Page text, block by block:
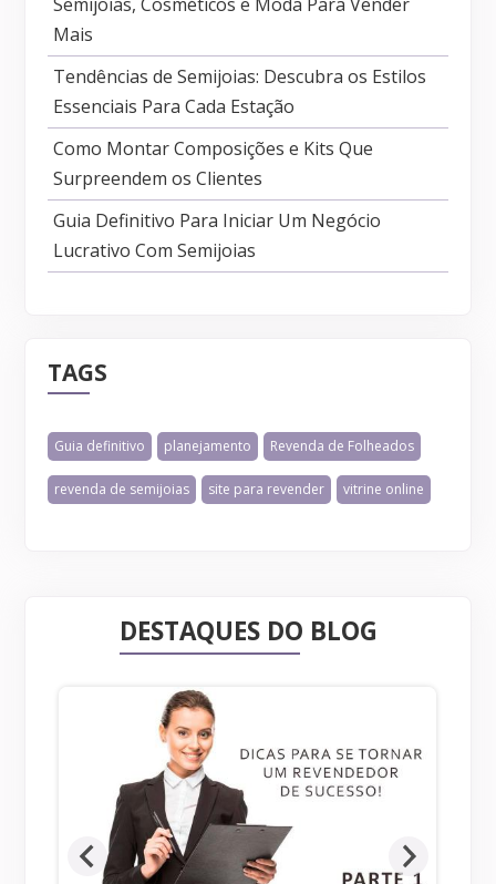
Mais
Tendências de Semijoias: Descubra os Estilos
Essenciais Para Cada Estação
Como Montar Composições e Kits Que
Surpreendem os Clientes
Guia Definitivo Para Iniciar Um Negócio
Lucrativo Com Semijoias
TAGS
Guia definitivo planejamento Revenda de Folheados
revenda de semijoias site para revender vitrine online
DESTAQUES DO BLOG